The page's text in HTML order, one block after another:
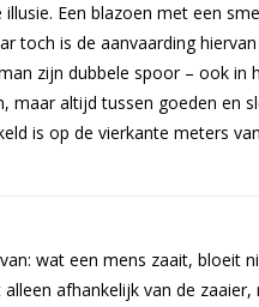
Een blazoen met een
toch is de aanvaarding
zijn dubbele spoor – ook
maar altijd tussen goeden en
is op de vierkante meters
wat een mens zaait, bloeit
afhankelijk van de